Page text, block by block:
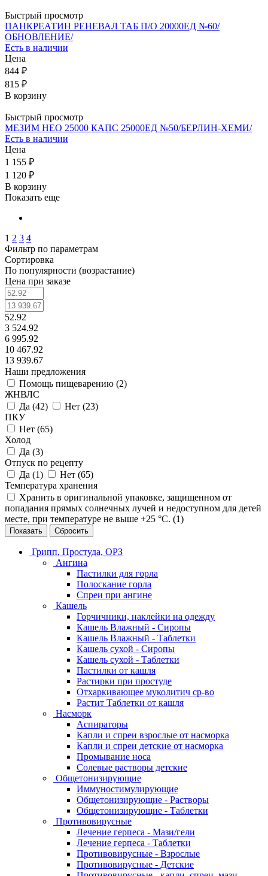
Быстрый просмотр
ПАНКРЕАТИН РЕНЕВАЛ ТАБ П/О 20000ЕД №60/
ОБНОВЛЕНИЕ/
Есть в наличии
Цена
844 ₽
815 ₽
В корзину
Быстрый просмотр
МЕЗИМ НЕО 25000 КАПС 25000ЕД №50/БЕРЛИН-ХЕМИ/
Есть в наличии
Цена
1 155 ₽
1 120 ₽
В корзину
Показать еще
1 2 3 4
Фильтр по параметрам
Сортировка
По популярности (возрастание)
Цена при заказе
52.92
3 524.92
6 995.92
10 467.92
13 939.67
Наши предложения
Помощь пищеварению (2)
ЖНВЛС
Да (42) Нет (23)
ПКУ
Нет (65)
Холод
Да (3)
Отпуск по рецепту
Да (1) Нет (65)
Температура хранения
Хранить в оригинальной упаковке, защищенном от
попадания прямых солнечных лучей и недоступном для детей
месте, при температуре не выше +25 °С. (1)
Сбросить
Грипп, Простуда, ОРЗ
Ангина
Пастилки для горла
Полоскание горла
Спреи при ангине
Кашель
Горчичники, наклейки на одежду
Кашель Влажный - Сиропы
Кашель Влажный - Таблетки
Кашель сухой - Сиропы
Кашель сухой - Таблетки
Пастилки от кашля
Растирки при простуде
Отхаркивающее муколитич ср-во
Растит Таблетки от кашля
Насморк
Аспираторы
Капли и спреи взрослые от насморка
Капли и спреи детские от насморка
Промывание носа
Солевые растворы детские
Общетонизирующие
Иммуностимулирующие
Общетонизирующие - Растворы
Общетонизирующие - Таблетки
Противовирусные
Лечение герпеса - Мази/гели
Лечение герпеса - Таблетки
Противовирусные - Взрослые
Противовирусные - Детские